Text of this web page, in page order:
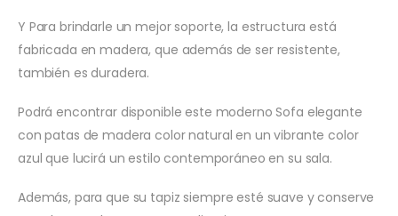
Y Para brindarle un mejor soporte, la estructura está
fabricada en madera, que además de ser resistente,
también es duradera.
Podrá encontrar disponible este moderno Sofa elegante
con patas de madera color natural en un vibrante color
azul que lucirá un estilo contemporáneo en su sala.
Además, para que su tapiz siempre esté suave y conserve